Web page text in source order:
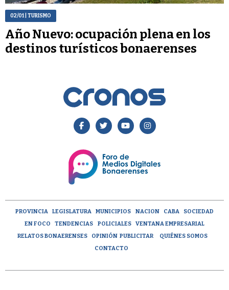
02/01| TURISMO
Año Nuevo: ocupación plena en los
destinos turísticos bonaerenses
PROVINCIA LEGISLATURA MUNICIPIOS NACION CABA
SOCIEDAD
EN FOCO
TENDENCIAS POLICIALES
VENTANA EMPRESARIAL
RELATOS BONAERENSES
OPINIÓN PUBLICITAR
QUIÉNES SOMOS
CONTACTO